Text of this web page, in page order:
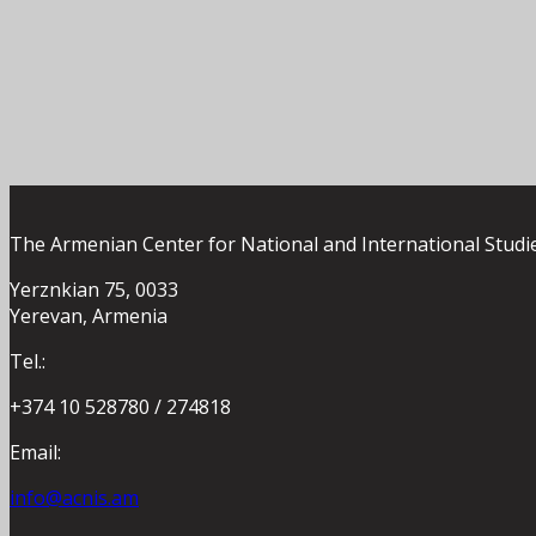
The Armenian Center for National and International
Yerznkian 75, 0033
Yerevan, Armenia
Tel.:
+374 10 528780 / 274818
Email:
info@acnis.am